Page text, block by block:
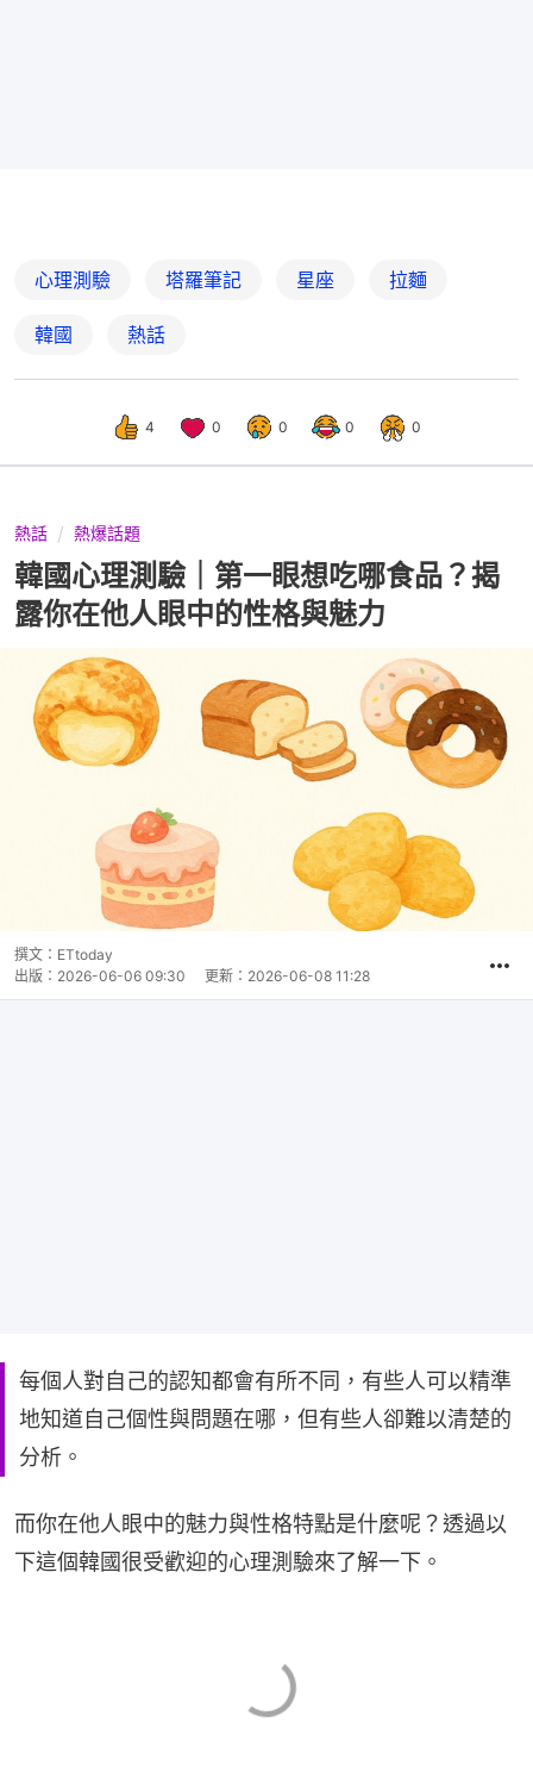
心理測驗 塔羅筆記 星座 拉麵
韓國 熱話
4 0 0 0 0
熱話 熱爆話題
韓國心理測驗｜第一眼想吃哪食品？揭
露你在他人眼中的性格與魅力
撰文： ETtoday
出版： 2026-06-06 09:30 更新： 2026-06-08 11:28
每個人對自己的認知都會有所不同，有些人可以精準
地知道自己個性與問題在哪，但有些人卻難以清楚的
分析。
而你在他人眼中的魅力與性格特點是什麼呢？透過以
下這個韓國很受歡迎的心理測驗來了解一下。